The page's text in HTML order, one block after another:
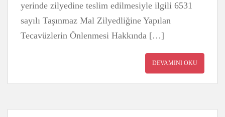
yerinde zilyedine teslim edilmesiyle ilgili 6531
sayılı Taşınmaz Mal Zilyedliğine Yapılan
Tecavüzlerin Önlenmesi Hakkında […]
DEVAMINI OKU